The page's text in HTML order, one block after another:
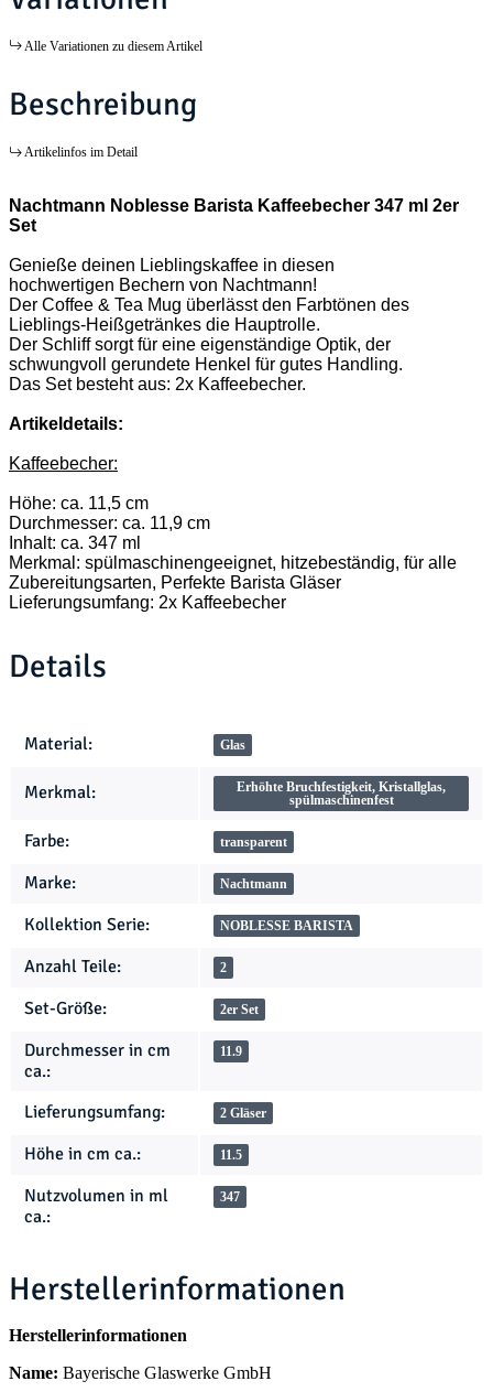
Alle Variationen zu diesem Artikel
Beschreibung
Artikelinfos im Detail
Nachtmann Noblesse Barista Kaffeebecher 347 ml 2er
Set
Genieße deinen Lieblingskaffee in diesen
hochwertigen Bechern von Nachtmann!
Der Coffee & Tea Mug überlässt den Farbtönen des
Lieblings-Heißgetränkes die Hauptrolle.
Der Schliff sorgt für eine eigenständige Optik, der
schwungvoll gerundete Henkel für gutes Handling.
Das Set besteht aus: 2x Kaffeebecher.
Artikeldetails:
Kaffeebecher:
Höhe: ca. 11,5 cm
Durchmesser: ca. 11,9 cm
Inhalt: ca. 347 ml
Merkmal: spülmaschinengeeignet, hitzebeständig, für alle
Zubereitungsarten, Perfekte Barista Gläser
Lieferungsumfang: 2x Kaffeebecher
Details
Produkteigenschaft
Wert
Material: Glas
Merkmal:
Erhöhte Bruchfestigkeit, Kristallglas,
spülmaschinenfest
Farbe: transparent
Marke: Nachtmann
Kollektion Serie: NOBLESSE BARISTA
Anzahl Teile: 2
Set-Größe: 2er Set
Durchmesser in cm
ca.:
11.9
Lieferungsumfang: 2 Gläser
Höhe in cm ca.: 11.5
Nutzvolumen in ml
ca.:
347
Herstellerinformationen
Herstellerinformationen
Name: Bayerische Glaswerke GmbH